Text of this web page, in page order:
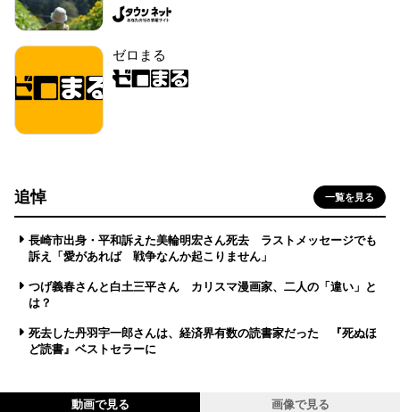
ゼロまる
追悼 一覧を見る
長崎市出身・平和訴えた美輪明宏さん死去 ラストメッセージでも
訴え「愛があれば 戦争なんか起こりません」
つげ義春さんと白土三平さん カリスマ漫画家、二人の「違い」と
は？
死去した丹羽宇一郎さんは、経済界有数の読書家だった 『死ぬほ
ど読書』ベストセラーに
動画で見る 画像で見る